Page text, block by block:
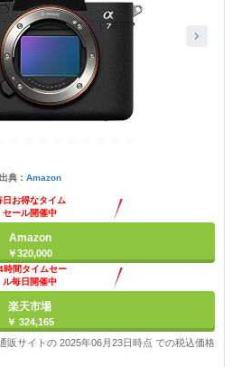
出典： Amazon
日お得なタイム
セール開催中
Amazon
￥320,000
時間タイムセー
ル毎日開催中
楽天市場
￥ 324,165
販サイトの 2025年06月23日時点 での税込価格